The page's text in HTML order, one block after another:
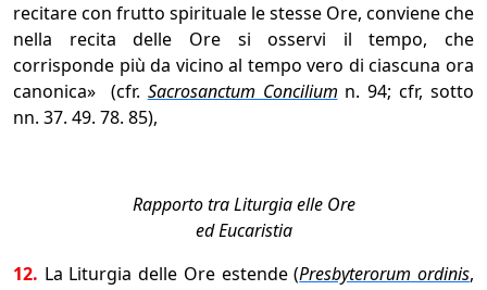
recitare con frutto spirituale le stesse Ore, conviene che
nella recita delle Ore si osservi il tempo, che
corrisponde più da vicino al tempo vero di ciascuna ora
canonica» (cfr. Sacrosanctum Concilium n. 94; cfr, sotto
nn. 37. 49. 78. 85),
Rapporto tra Liturgia elle Ore
ed Eucaristia
12. La Liturgia delle Ore estende (Presbyterorum ordinis,